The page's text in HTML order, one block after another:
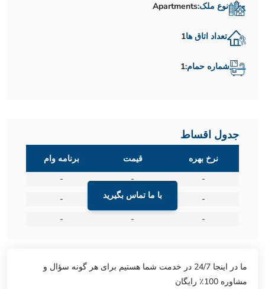
نوع ملک:Apartments
تعداد اتاق ها1
شماره حمام:1
جدول اقساط
با ما تماس بگیرید
نرخ بهره قیمت
برنامه وام
-
-
-
-
-
-
-
-
-
ما در اینجا 24/7 در خدمت شما هستیم برای هر گونه سؤال و
مشاوره 100٪ رایگان